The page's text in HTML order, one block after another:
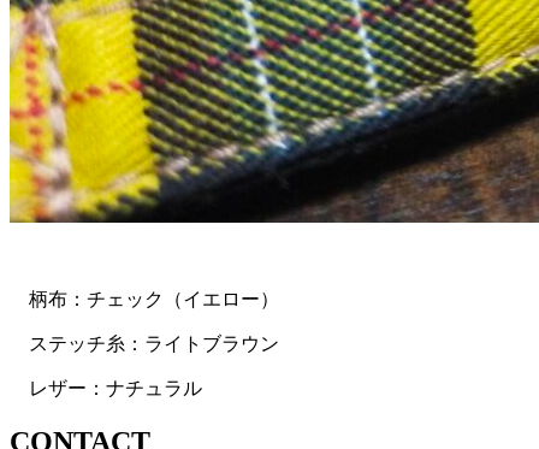
柄布：チェック（イエロー）
ステッチ糸：ライトブラウン
レザー：ナチュラル
CONTACT